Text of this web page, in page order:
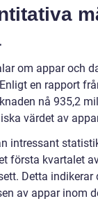
om appar och
en rapport
nå 935,2
värdet av
intressant
första kvartalet
Detta
av appar inom